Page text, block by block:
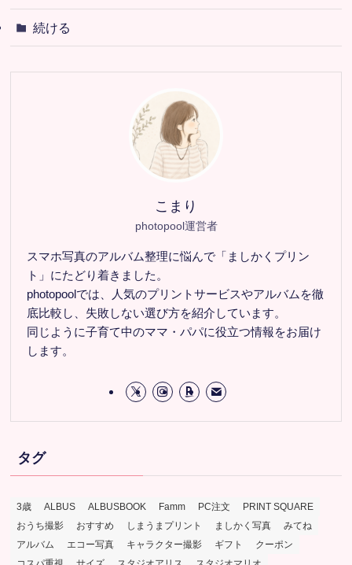
続ける
こまり
photopool運営者
スマホ写真のアルバム整理に悩んで「ましかくプリン
ト」にたどり着きました。
photopoolでは、人気のプリントサービスやアルバムを徹
底比較し、失敗しない選び方を紹介しています。
同じように子育て中のママ・パパに役立つ情報をお届け
します。
タグ
3歳 ALBUS ALBUSBOOK Famm PC注文
PRINT SQUARE
おうち撮影
おすすめ しまうまプリント ましかく写真
みてね
アルバム
エコー写真 キャラクター撮影 ギフト
クーポン